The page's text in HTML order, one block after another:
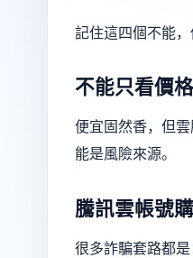
記住這四個不能，
不能只看價
便宜固然香，但
能是風險來源。
騰訊雲帳號
很多詐騙套路都是